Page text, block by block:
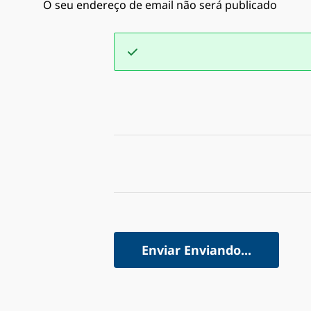
O seu endereço de email não será publicado
Enviar Enviando...